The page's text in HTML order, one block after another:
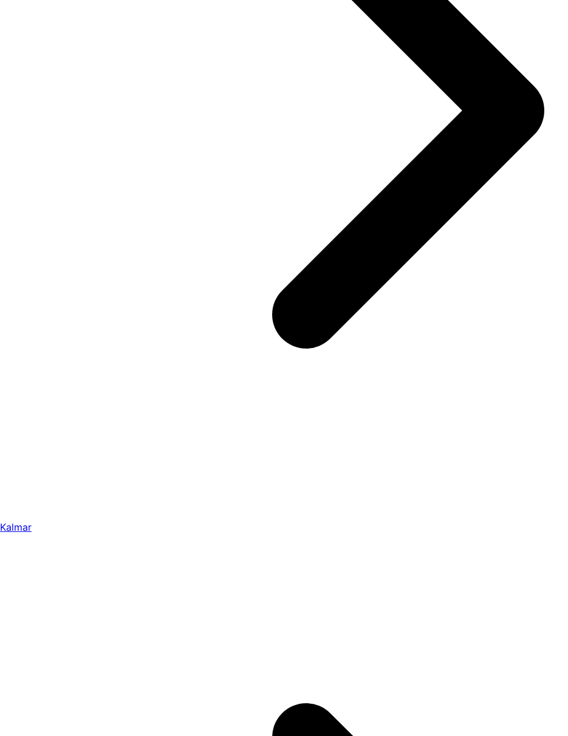
Kalmar